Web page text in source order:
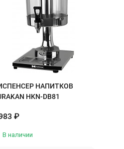
НАПИТКОВ
HKN-DB81
₽
В наличии